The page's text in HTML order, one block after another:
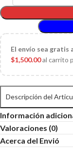
El envío sea gratis
$1,500.00al carrito
Descripción del
Información
Valoraciones (0)
Acerca del Envió